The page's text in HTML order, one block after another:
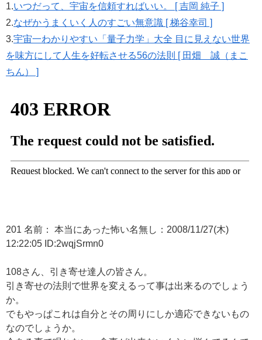
1.いつだって、宇宙を信頼すればいい。 [ 吉岡 純子 ]
2.なぜかうまくいく人のすごい無意識 [ 梯谷幸司 ]
3.宇宙一わかりやすい「量子力学」大全 目に見えない世界
を味方にして人生を好転させる56の法則 [ 田畑 誠（まこ
ちん） ]
201 名前： 本当にあった怖い名無し：2008/11/27(木)
12:22:05 ID:2wqjSrmn0
108さん、引き寄せ達人の皆さん。
引き寄せの法則で世界を変えるって事は出来るのでしょう
か。
でもやっぱこれは自分とその周りにしか適応できないもの
なのでしょうか。